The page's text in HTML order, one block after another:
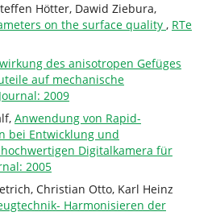
Hötter, Dawid Ziebura,
on the surface quality , RTe
des anisotropen Gefüges
auf mechanische
2009
Anwendung von Rapid-
bei Entwicklung und
Digitalkamera für
2005
Christian Otto, Karl Heinz
Harmonisieren der